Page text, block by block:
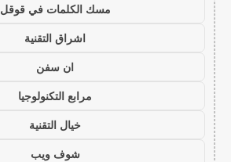
مسك الكلمات في قوقل
اشراق التقنية
ان سفن
مرابع التكنولوجيا
خيال التقنية
شوف ويب